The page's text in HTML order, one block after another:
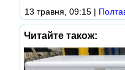
13 травня, 09:15 |
Читайте також: